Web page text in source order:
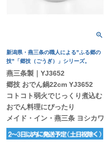
新潟県・燕三条の職人による”ふる郷の
技”「郷技（ごうぎ）」シリーズ。
燕三条製｜YJ3652
郷技 おでん鍋22cm YJ3652
コトコト弱火でじっくり煮込む
おでん料理にぴったり
メイド・イン・燕三条 ヨシカワ